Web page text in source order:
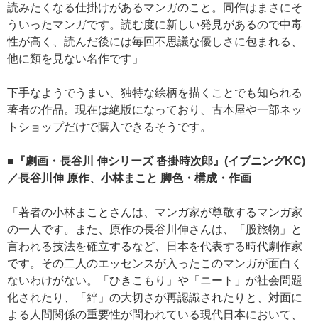
読みたくなる仕掛けがあるマンガのこと。同作はまさにそ
ういったマンガです。読む度に新しい発見があるので中毒
性が高く、読んだ後には毎回不思議な優しさに包まれる、
他に類を見ない名作です」
下手なようでうまい、独特な絵柄を描くことでも知られる
著者の作品。現在は絶版になっており、古本屋や一部ネッ
トショップだけで購入できるそうです。
■『劇画・長谷川 伸シリーズ 沓掛時次郎』(イブニングKC)
／長谷川伸 原作、小林まこと 脚色・構成・作画
「著者の小林まことさんは、マンガ家が尊敬するマンガ家
の一人です。また、原作の長谷川伸さんは、「股旅物」と
言われる技法を確立するなど、日本を代表する時代劇作家
です。その二人のエッセンスが入ったこのマンガが面白く
ないわけがない。「ひきこもり」や「ニート」が社会問題
化されたり、「絆」の大切さが再認識されたりと、対面に
よる人間関係の重要性が問われている現代日本において、